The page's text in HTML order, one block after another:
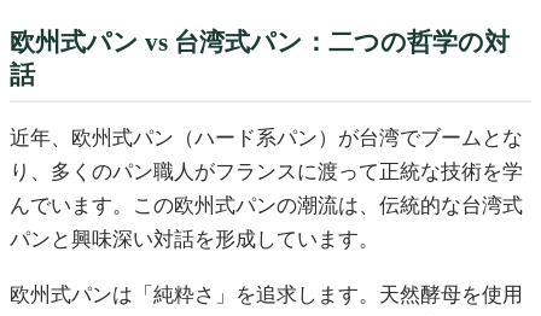
欧州式パン vs 台湾式パン：二つの哲学の対
話
近年、欧州式パン（ハード系パン）が台湾でブームとな
り、多くのパン職人がフランスに渡って正統な技術を学
んでいます。この欧州式パンの潮流は、伝統的な台湾式
パンと興味深い対話を形成しています。
欧州式パンは「純粋さ」を追求します。天然酵母を使用